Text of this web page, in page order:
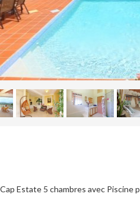
Estate 5 chambres avec Piscine